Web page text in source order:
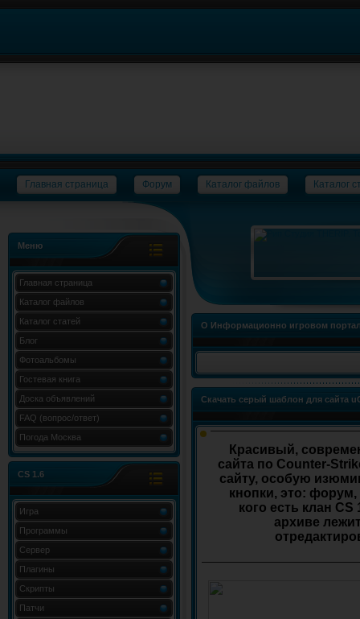
Главная страница Форум Каталог файлов Каталог
Меню
Главная страница
Каталог файлов
Каталог статей
Блог
Фотоальбомы
Гостевая книга
Доска объявлений
FAQ (вопрос/ответ)
Погода Москва
CS 1.6
Игра
Программы
Сервер
Плагины
Скрипты
Патчи
О Информационно игровом
Скачать серый шаблон для сайта
Красивый,
сайта по Counter-
сайту, особую
кнопки, это:
кого есть клан
архиве